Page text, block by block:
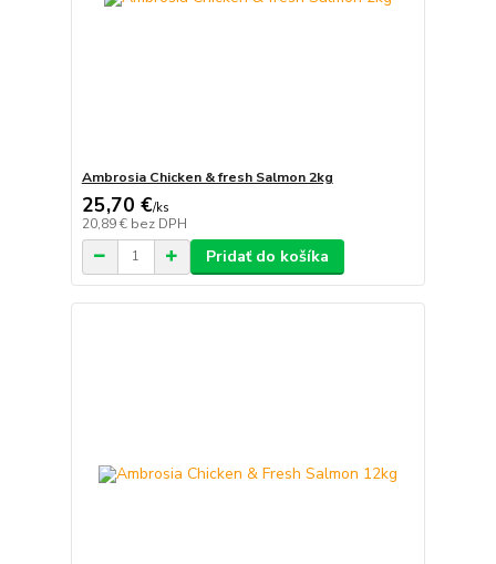
Ambrosia Chicken & fresh Salmon 2kg
25,70 €/ks
20,89 € bez DPH
Pridať do košíka